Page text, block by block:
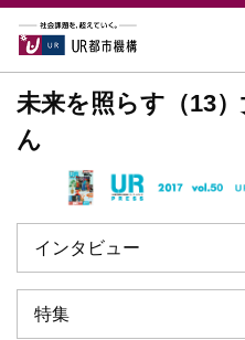
未来を照らす（13
ん
インタビュー
特集